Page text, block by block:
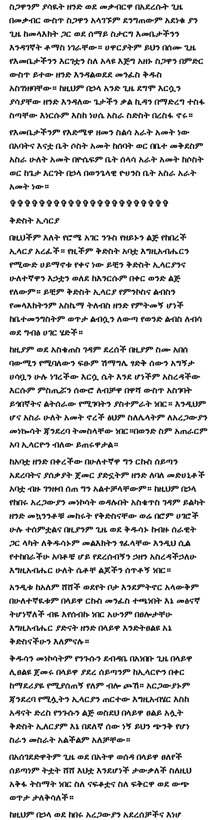
ስጋዋንም ያሳዪት ዘንድ ወደ መቃብርዋ በአደረሱት ጊዜ
በመቃብር ውስጥ ስጋዋን አላገኙም ደንግጠውም አደነቁ ያን
ጊዜ ከመላእክት ጋር ወደ ሰማይ ስታርግ እመቤታችንን
እንዳገኛት ቶማስ ነገራቸው። ሀዋርያትም ይህን በሰሙ ጊዜ
የእመቤታችንን እርገቷን ስለ አላዩ እጅግ አዘኑ ስጋዋን በምድር
ውስጥ ይተው ዘንድ እንዳልወደደ መንፈስ ቅዱስ
አስገነዘባቸው። ከዚህም በኃላ አንድ ጊዜ ደግሞ እርሷን
ያሳያቸው ዘንድ እንዳለው ጌታችን ቃል ኪዳን በማድረግ ተስፋ
ስጣቸው እነርሱም እስከ ነሀሴ አስራ ስድስት በረስፋ ኖሩ።
የእመቤታችንም የእድሜዋ ዘመን ስልሳ አራት አመት ነው
በአባትና እናቷ ቤት ሶስት አመት ከሰባት ወር በቤተ መቅደስም
አስራ ሁለት አመት በዮሴፍም ቤት ሰላሳ አራት አመት ከሶስት
ወር ከጌታ እርገት በኃላ በወንጌላዊ ዮሀንስ ቤት አስራ አራት
አመት ነው።
✞✞✞✞✞✞✞✞✞✞✞✞✞✞✞✞✞✞✞✞✞✞
ቅድስት ኢሳርያ
በዚህችም እለት የሮሜ አገር ንጉስ የዘይኑን ልጅ የከበረች
ኢላርያ አረፈች። የዚችም ቅድስት አባቷ እግዚአብሔርን
የሚውድ ሀይማኖቱ የቀና ነው ይቺን ቅድስት ኢላርያንና
ሁለተኛዋን እኃቷን ወለደ ከእንርሱም በቀር ወንድ ልጅ
የለውም። ይቺም ቅድስት ኢላርያ የምንኮስና ልብስን
የመላእክትንም አስኬማ ትለብስ ዘንድ የምትመኝ ሆነች
ከቤተመንግስትም ወጥታ ልብሷን ለውጣ የወንድ ልብስ ለብሳ
ወደ ግብፅ ሀገር ሄድች።
ከዚያም ወደ አስቄጠስ ገዳም ደረሰች በዚያም ስሙ አበሰ
ባውሚን የሚባለውን ፍፁም ሽማግሌ ፃድቅ ሰውን አግኝታ
ሀሳቧን ሁሉ ነገረችው እርሷ ሴት እንደ ሆነችም አስረዳችው
እርሱም ምስጢሯን ሰውሮ ለብቻዋ በዋሻ ውስጥ አስገባት
ይጎበኛትና ልትሰራው የሚገባትን ያስተምራት ነበር። እንዲህም
ሆና አስራ ሁለት አመት ኖረች ፅህም ስለሌላትም ለአረጋውያን
መነኰሳት ጃንደረባ ትመስላቸው ነበር።በወንድ ስም አጠራርም
አባ ኢላርዮን ብለው ይጠሩዋታል።
ከአባቷ ዘንድ በቀረችው በሁለተኛዋ ግን ርኩስ ሰይጣን
አደረባትና ያሰቃያት ጀመር ያድኗትም ዘንድ ለባለ መድሀኒቶች
አባቷ ብዙ ገንዘብ ሰጠ ግን አልተቻላቸውም። ከዚህም በኃላ
የከበሩ አረጋውያን መነኮሳት ወዳሉበት አስቄጥስ ገዳም ይልካት
ዘንድ መኳንንቶቹ መከሩት የቅድስናቸው ወሬ በሮም ሀገሮች
ሁሉ ተሰምቷልና በዚያንም ጊዜ ወደ ቅዱሳኑ ከብዙ ሰራዊት
ጋር ላካት ለቅዱሳኑም መልእክትን ፃፈላቸው እንዲህ ሲል
የተከበራችሁ አባቶቼ ሆይ የደረሰብኝን ኃዘን አስረዳችኃለሁ
እግዚአብሔር ሁለት ሴቶቸ ልጆችን ሰጥቶኝ ነበር።
አንዲቱ ከአለም ሸሸች ወደየት ቦታ እንደምትኖር አላውቅም
በሁለተኛዪቱም በላይዋ ርኩስ መንፈስ ተጫነበት እኔ መፅናኛ
ትሆነኛለች ብዬ እየሰብኩ ነበር አሁንም በፀሎታቸሁ
እግዚአብሔር ያድናት ዘንድ በላይዋ እንድትፀልዩ አኔ
ቅድስናችሁን እለምናሉ።
ቅዱሳን መነኮሳትም የንጉሱን ደብዳቤ በአነበቡ ጊዜ በላይዋ
ሊፀልዩ ጀመሩ በላይዋ ያደረ ሰይጣንም ከኢላርዮን በቀር
ከማደሪያዬ የሚያሰጠኝ የለም ብሎ ጮኸ። አርጋውያኑም
ጃንደረባ የሚሏትን ኢላርያን ጠርተው እግዚአብሄር እስከ
አዳናት ድረስ የንጉሱን ልጅ ወስደህ በላይዋ ፀልይ አሏት
ቅድስት ኢለርያም እኔ በደለኛ ሰው ነኝ ይህን ጭንቅ የሆነ
ስራን መስራት አልችልም አለቻቸው።
በአሰገደድዋትም ጊዜ ወደ በአትዋ ወሰዳ በላይዋ ፀለየች
ሰይጣነም ትቷት ሸሸ እህቷ እንደሆነች ታውቃለች ስለዚህ
አቅፋ ትስማት ነበር ስለ ናፍቆቷና ስለ ፍቅርዋ ወደ ውጭ
ወጥታ ታለቅሳለች።
ከዚህም በኃላ ወደ ከበሩ አረጋውያን አደረሰቻችና እነሆ